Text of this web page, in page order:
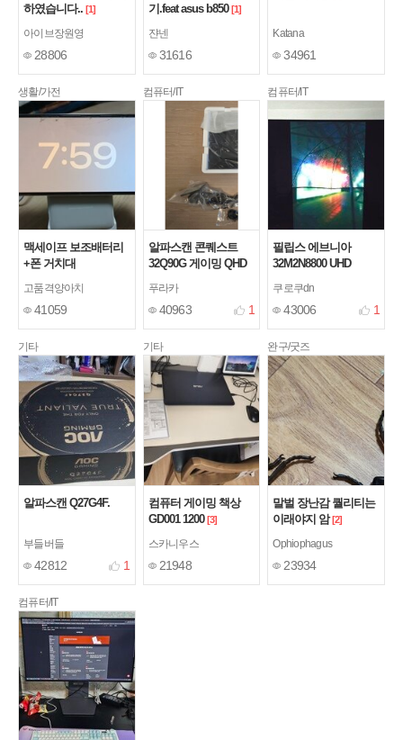
하였습니다.. [1]
아이브장원영
28806
기.feat asus b850 [1]
쟌넨
31616
Katana
34961
생활/가전
맥세이프 보조배터리
+폰 거치대
고품격양아치
41059
컴퓨터/IT
알파스캔 콘퀘스트
32Q90G 게이밍 QHD
푸라카
40963 1
컴퓨터/IT
필립스 에브니아
32M2N8800 UHD
쿠로쿠dn
43006 1
기타
알파스캔 Q27G4F.
부들버들
42812 1
기타
컴퓨터 게이밍 책상
GD001 1200 [3]
스카니우스
21948
완구/굿즈
말벌 장난감 퀄리티는
이래야지 암 [2]
Ophiophagus
23934
컴퓨터/IT